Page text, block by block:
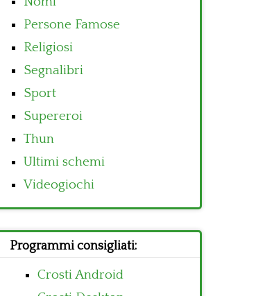
Persone Famose
Religiosi
Segnalibri
Sport
Supereroi
Thun
Ultimi schemi
Videogiochi
Programmi consigliati:
Crosti Android